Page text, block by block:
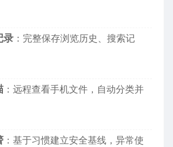
录 ：完整保存浏览历史、搜索记
：远程查看手机文件，自动分类并
：基于习惯建立安全基线，异常使